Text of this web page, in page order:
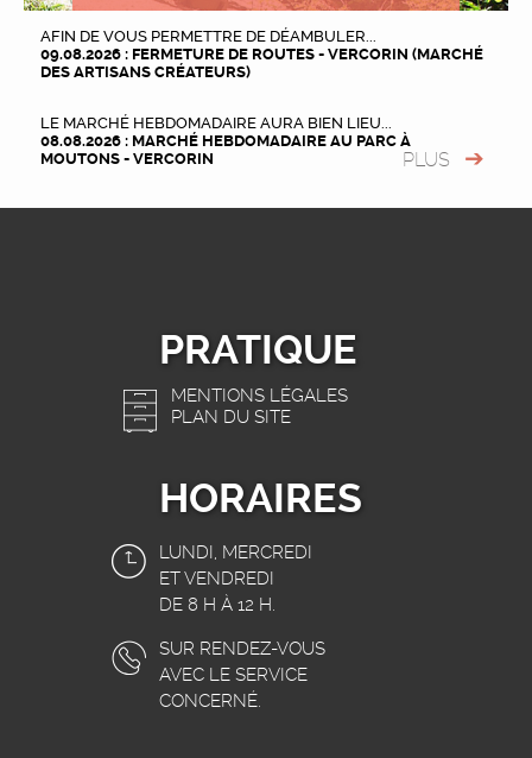
AFIN DE VOUS PERMETTRE DE DÉAMBULER...
09.08.2026 : FERMETURE DE ROUTES - VERCORIN (MARCHÉ
DES ARTISANS CRÉATEURS)
LE MARCHÉ HEBDOMADAIRE AURA BIEN LIEU...
08.08.2026 : MARCHÉ HEBDOMADAIRE AU PARC À
MOUTONS - VERCORIN
PLUS
PRATIQUE
MENTIONS LÉGALES
PLAN DU SITE
HORAIRES
LUNDI, MERCREDI
ET VENDREDI
DE 8 H À 12 H.
SUR RENDEZ-VOUS
AVEC LE SERVICE
CONCERNÉ.